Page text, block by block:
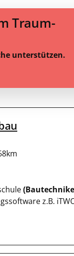
Traum-
unterstützen.
z.B.